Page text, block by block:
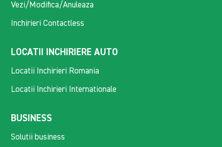
Vezi/Modifica/Anuleaza
Inchirieri Contactless
LOCATII INCHIRIERE AUTO
Locatii Inchirieri Romania
Locatii Inchirieri Internationale
BUSINESS
Solutii business